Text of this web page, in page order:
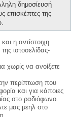
δημοσίευσή
επισκέπτες της
η αντίστοιχη
ιστοσελίδας-
χωρίς να ανοίξετε
περίπτωση που
και για κάποιες
στο ραδιόφωνο.
μας μεηλ στο